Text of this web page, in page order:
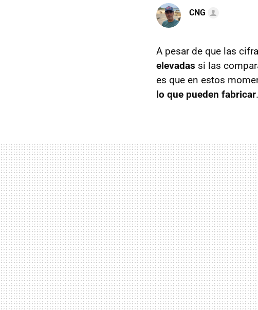
CNG
A pesar de que las
elevadas si las
es que en estos
lo que pueden fabricar.